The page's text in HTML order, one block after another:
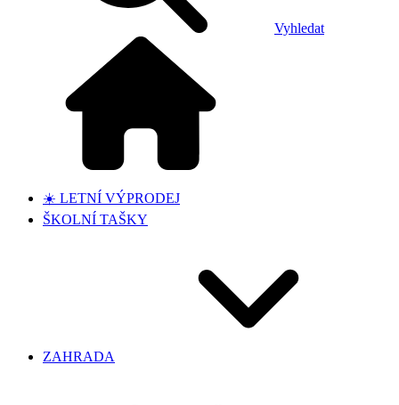
Vyhledat
☀️ LETNÍ VÝPRODEJ
ŠKOLNÍ TAŠKY
ZAHRADA